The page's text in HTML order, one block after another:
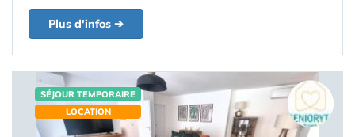
Plus d'infos ➔
SÉJOUR TEMPORAIRE
LOCATION